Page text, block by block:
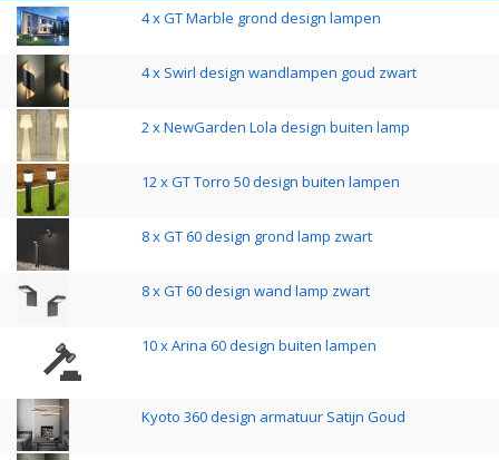
4 x GT Marble grond design lampen
4 x Swirl design wandlampen goud zwart
2 x NewGarden Lola design buiten lamp
12 x GT Torro 50 design buiten lampen
8 x GT 60 design grond lamp zwart
8 x GT 60 design wand lamp zwart
10 x Arina 60 design buiten lampen
Kyoto 360 design armatuur Satijn Goud